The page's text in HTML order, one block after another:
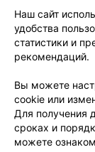
Наш сайт
удобства
статистики и
рекомендаций.
Вы можете
cookie или
Для получения
сроках и
можете